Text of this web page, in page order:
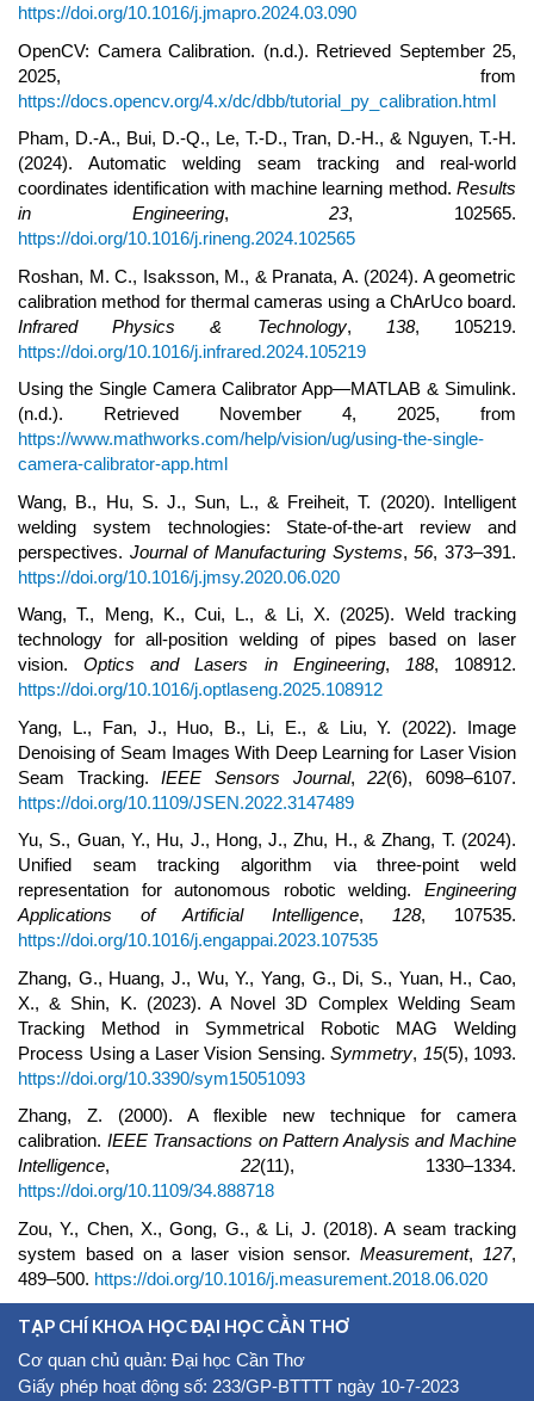
https://doi.org/10.1016/j.jmapro.2024.03.090
OpenCV: Camera Calibration. (n.d.). Retrieved September 25,
2025, from
https://docs.opencv.org/4.x/dc/dbb/tutorial_py_calibration.html
Pham, D.-A., Bui, D.-Q., Le, T.-D., Tran, D.-H., & Nguyen, T.-H.
(2024). Automatic welding seam tracking and real-world
coordinates identification with machine learning method. Results
in Engineering,23, 102565.
https://doi.org/10.1016/j.rineng.2024.102565
Roshan, M. C., Isaksson, M., & Pranata, A. (2024). A geometric
calibration method for thermal cameras using a ChArUco board.
Infrared Physics & Technology, 138, 105219.
https://doi.org/10.1016/j.infrared.2024.105219
Using the Single Camera Calibrator App—MATLAB & Simulink.
(n.d.). Retrieved November 4, 2025, from
https://www.mathworks.com/help/vision/ug/using-the-single-
camera-calibrator-app.html
Wang, B., Hu, S. J., Sun, L., & Freiheit, T. (2020). Intelligent
welding system technologies: State-of-the-art review and
perspectives. Journal of Manufacturing Systems,56, 373–391.
https://doi.org/10.1016/j.jmsy.2020.06.020
Wang, T., Meng, K., Cui, L., & Li, X. (2025). Weld tracking
technology for all-position welding of pipes based on laser
vision.Optics and Lasers in Engineering, 188, 108912.
https://doi.org/10.1016/j.optlaseng.2025.108912
Yang, L., Fan, J., Huo, B., Li, E., & Liu, Y. (2022). Image
Denoising of Seam Images With Deep Learning for Laser Vision
Seam Tracking.IEEE Sensors Journal,22(6), 6098–6107.
https://doi.org/10.1109/JSEN.2022.3147489
Yu, S., Guan, Y., Hu, J., Hong, J., Zhu, H., & Zhang, T. (2024).
Unified seam tracking algorithm via three-point weld
representation for autonomous robotic welding. Engineering
Applications of Artificial Intelligence, 128, 107535.
https://doi.org/10.1016/j.engappai.2023.107535
Zhang, G., Huang, J., Wu, Y., Yang, G., Di, S., Yuan, H., Cao,
X., & Shin, K. (2023). A Novel 3D Complex Welding Seam
Tracking Method in Symmetrical Robotic MAG Welding
Process Using a Laser Vision Sensing. Symmetry, 15(5), 1093.
https://doi.org/10.3390/sym15051093
Zhang, Z. (2000). A flexible new technique for camera
calibration. IEEE Transactions on Pattern Analysis and Machine
Intelligence, 22(11), 1330–1334.
https://doi.org/10.1109/34.888718
Zou, Y., Chen, X., Gong, G., & Li, J. (2018). A seam tracking
system based on a laser vision sensor. Measurement, 127,
489–500. https://doi.org/10.1016/j.measurement.2018.06.020
TẠP CHÍ KHOA HỌC ĐẠI HỌC CẦN THƠ
Cơ quan chủ quản: Đại học Cần Thơ
Giấy phép hoạt động số: 233/GP-BTTTT ngày 10-7-2023